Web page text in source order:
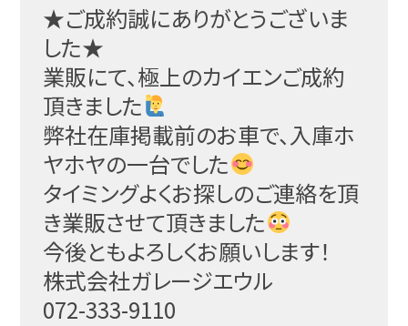
★ご成約誠にありがとうございま
した★
業販にて、極上のカイエンご成約
頂きました
弊社在庫掲載前のお車で、入庫ホ
ヤホヤの一台でした
タイミングよくお探しのご連絡を頂
き業販させて頂きました
今後ともよろしくお願いします！
株式会社ガレージエウル
072-333-9110